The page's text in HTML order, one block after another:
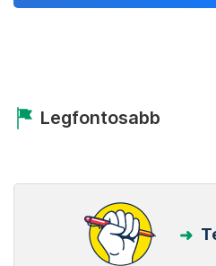
Legfontosabb